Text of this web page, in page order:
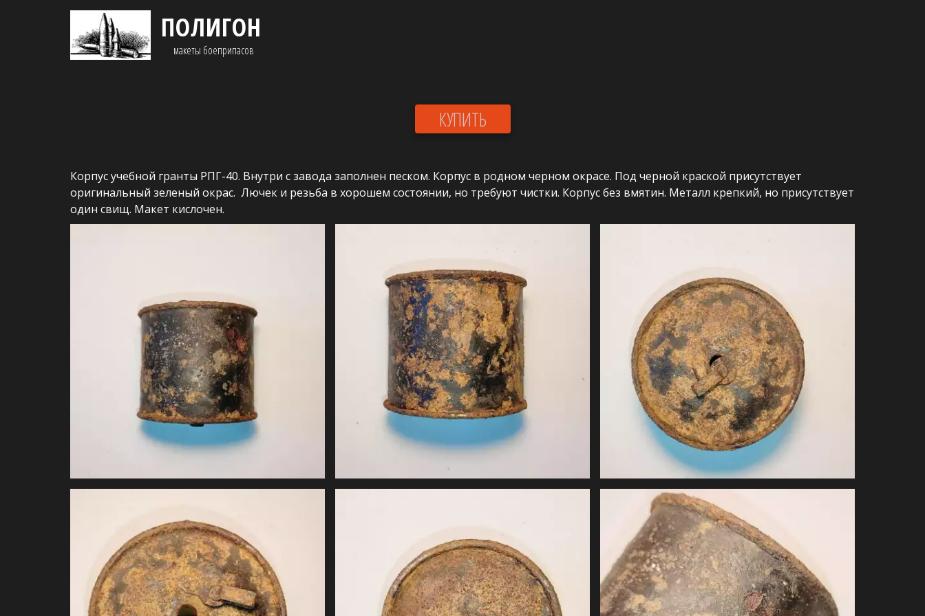
ПОЛИГОН
макеты боеприпасов
КУПИТЬ
Корпус учебной гранты РПГ-40. Внутри с завода заполнен песком. Корпус в родном черном окрасе. Под черной краской присутствует
оригинальный зеленый окрас.  Лючек и резьба в хорошем состоянии, но требуют чистки. Корпус без вмятин. Металл крепкий, но присутствует
один свищ. Макет кислочен.